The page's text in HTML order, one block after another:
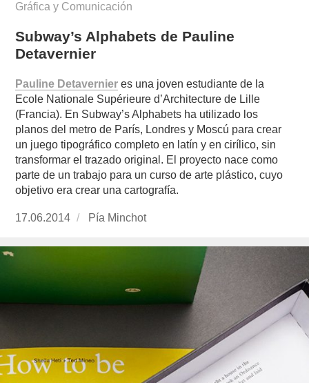
Gráfica y Comunicación
Subway’s Alphabets de Pauline
Detavernier
Pauline Detavernier es una joven estudiante de la
Ecole Nationale Supérieure d’Architecture de Lille
(Francia). En Subway’s Alphabets ha utilizado los
planos del metro de París, Londres y Moscú para crear
un juego tipográfico completo en latín y en cirílico, sin
transformar el trazado original. El proyecto nace como
parte de un trabajo para un curso de arte plástico, cuyo
objetivo era crear una cartografía.
Publicado
17.06.2014 https://www.experimenta.es/author/pia/
Pía Minchot